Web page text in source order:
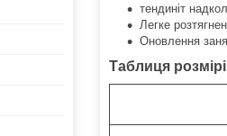
тендиніт
Легке
Оновлення
Таблиця